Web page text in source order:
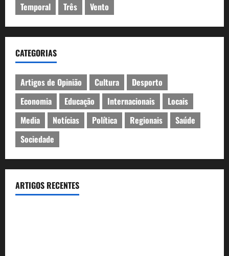
Temporal
Três Vento
CATEGORIAS
Artigos de Opinião Cultura
Desporto
Economia
Educação Internacionais
Locais
Media
Notícias Política Regionais
Saúde
Sociedade
ARTIGOS RECENTES